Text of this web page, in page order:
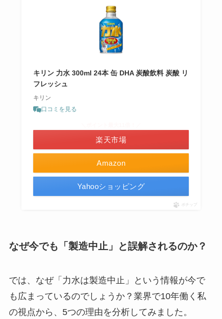
キリン 力水 300ml 24本 缶 DHA 炭酸飲料 炭酸 リ
フレッシュ
キリン
口コミを見る
Amazon
楽天市場
Yahooショッピング
ポチップ
なぜ今でも「製造中止」と誤解されるのか？
では、なぜ「力水は製造中止」という情報が今で
も広まっているのでしょうか？業界で10年働く私
の視点から、5つの理由を分析してみました。